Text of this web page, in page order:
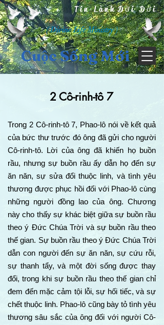
Tin Lành Đời Đời
( Divine Life Ministry )
Cuộc Sống Mới
2 Cô-rinh-tô 7
Trong 2 Cô-rinh-tô 7, Phao-lô nói về kết quả
của bức thư trước đó ông đã gửi cho người
Cô-rinh-tô. Lời của ông đã khiến họ buồn
rầu, nhưng sự buồn rầu ấy dẫn họ đến sự
ăn năn, sự sửa đổi thuộc linh, và tình yêu
thương được phục hồi đối với Phao-lô cùng
những người đồng lao của ông. Chương
này cho thấy sự khác biệt giữa sự buồn rầu
theo ý Đức Chúa Trời và sự buồn rầu theo
thế gian. Sự buồn rầu theo ý Đức Chúa Trời
dẫn con người đến sự ăn năn, sự cứu rỗi,
sự thanh tẩy, và một đời sống được thay
đổi, trong khi sự buồn rầu theo thế gian chỉ
đem đến mặc cảm tội lỗi, sự hối tiếc, và sự
chết thuộc linh. Phao-lô cũng bày tỏ tình yêu
thương sâu sắc của ông đối với người Cô-